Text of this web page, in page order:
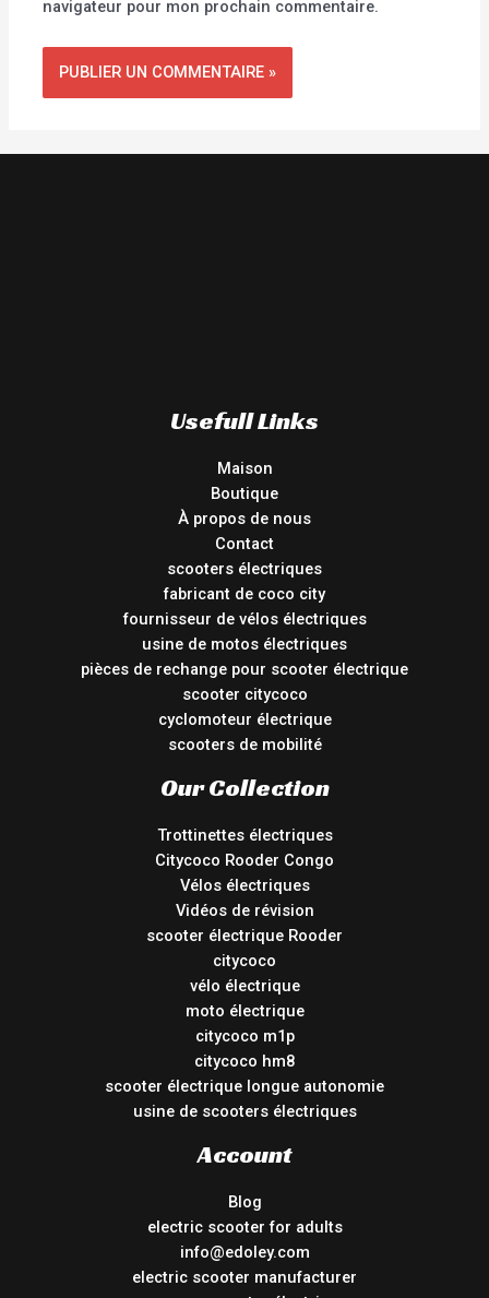
navigateur pour mon prochain commentaire.
Usefull Links
Maison
Boutique
À propos de nous
Contact
scooters électriques
fabricant de coco city
fournisseur de vélos électriques
usine de motos électriques
pièces de rechange pour scooter électrique
scooter citycoco
cyclomoteur électrique
scooters de mobilité
Our Collection
Trottinettes électriques
Citycoco Rooder Congo
Vélos électriques
Vidéos de révision
scooter électrique Rooder
citycoco
vélo électrique
moto électrique
citycoco m1p
citycoco hm8
scooter électrique longue autonomie
usine de scooters électriques
Account
Blog
electric scooter for adults
info@edoley.com
electric scooter manufacturer